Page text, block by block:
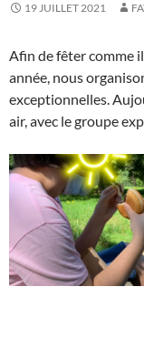
19 JUILLET 2021
Afin de fêter comme
année, nous
exceptionnelles.
air, avec le groupe